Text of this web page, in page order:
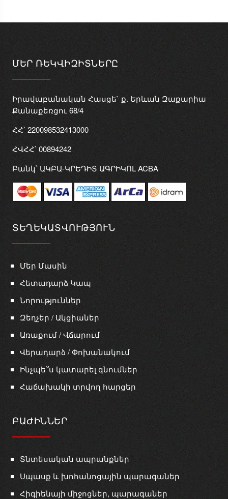
ՄԵՐ ՌԵԿՎԻԶԻՏՆԵՐԸ
Իրավաբանական Հասցե` ք. Երևան Զաքարիա
Քանաքեռցու 68/4
ՀՀ՝ 220098532413000
ՀՎՀՀ՝ 00894242
Բանկ՝ ԱԿԲԱ-ԿՐԵԴԻՏ ԱԳՐԻԿՈԼ ACBA
ՏԵՂԵԿԱՏՎՈՒԹՅՈՒՆ
Մեր Մասին
Հետադարձ Կապ
Նորություններ
Զեղչեր / Ակցիաներ
Առաքում / Վճարում
Վերադարձ / Փոխանակում
Ինչպե՞ս կատարել գնումներ
Հաճախակի տրվող հարցեր
ԲԱԺԻՆՆԵՐ
Տնտեսական ապրանքներ
Սպասք և խոհանոցային պարագաներ
Հիգիենայի միջոցներ, պարագաներ